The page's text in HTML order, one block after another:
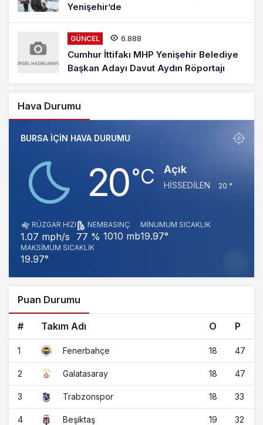
Yenişehir’de
GÜNCEL 6.888
Cumhur İttifakı MHP Yenişehir Belediye
Başkan Adayı Davut Aydın Röportajı
Hava Durumu
BURSA IÇIN HAVA DURUMU
20‎°C Açık
HISSEDILEN 20 °
RÜZGAR HIZI
1.07 mph/s
NEM
77 %
BASINÇ
1010 mb
MINUMUM SICAKLIK
19.97°
MAKSIMUM SICAKLIK
19.97°
Puan Durumu
# Takım Adı O P
1 Fenerbahçe 18 47
2 Galatasaray 18 47
3 Trabzonspor 18 33
4 Beşiktaş 19 32